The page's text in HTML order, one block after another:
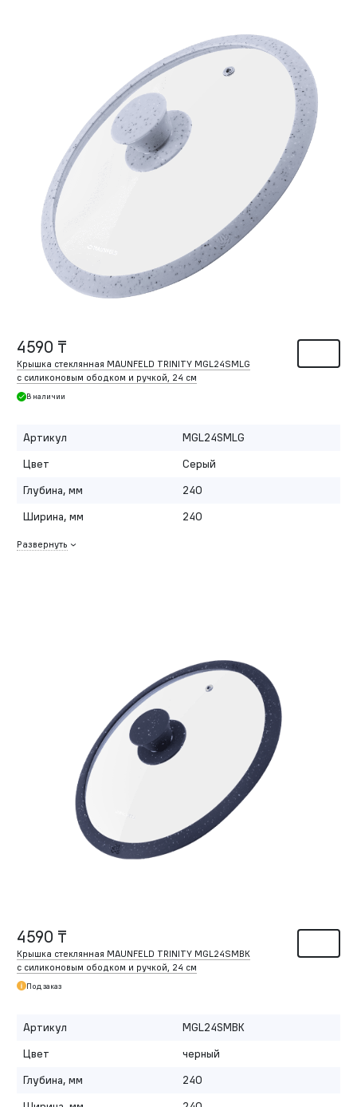
4590 ₸
Крышка стеклянная MAUNFELD TRINITY MGL24SMLG
с силиконовым ободком и ручкой, 24 см
В наличии
Артикул
MGL24SMLG
Цвет
Серый
Глубина, мм
240
Ширина, мм
240
Развернуть
4590 ₸
Крышка стеклянная MAUNFELD TRINITY MGL24SMBK
с силиконовым ободком и ручкой, 24 см
Под заказ
Артикул
MGL24SMBK
Цвет
черный
Глубина, мм
240